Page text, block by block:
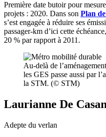
Première date butoir pour
projets : 2020. Dans son Plan
s’est engagée à réduire ses
passager-km d’ici cette
20 % par rapport à 2011.
Au-delà de
les GES passe aussi par
la STM. (© STM)
Laurianne De
Adepte du verlan